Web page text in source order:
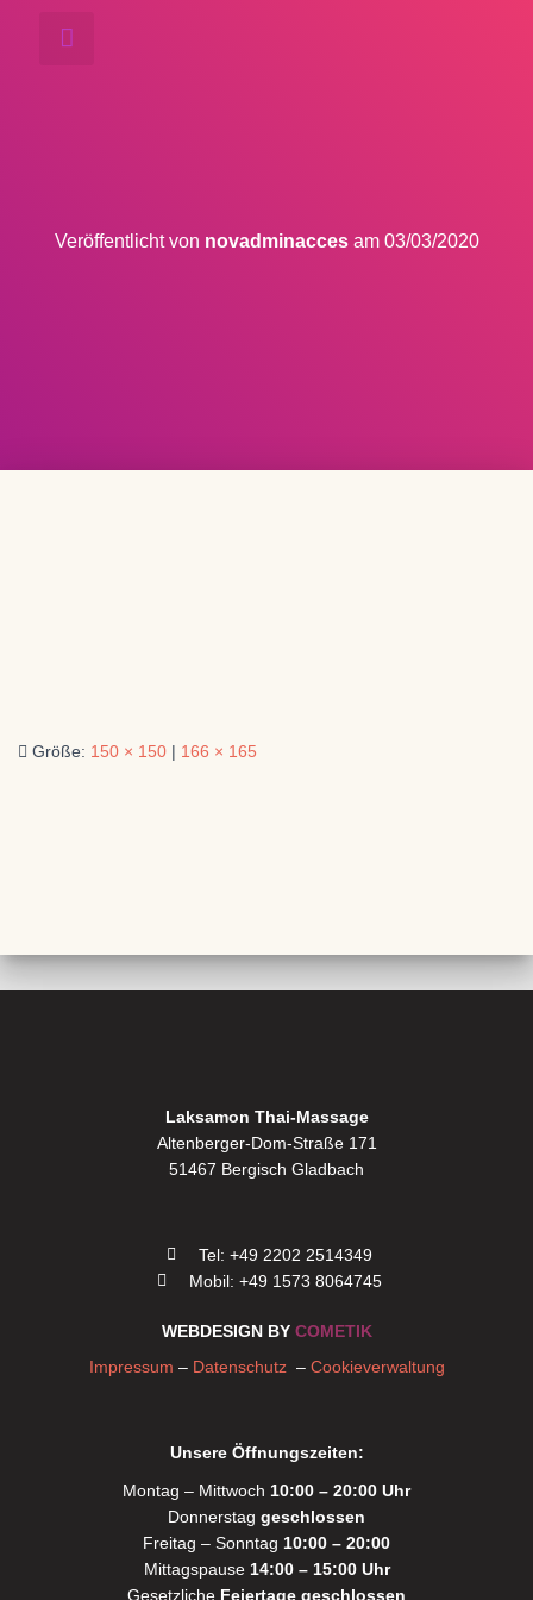
Veröffentlicht von novadminaccesam 03/03/2020
Größe: 150 × 150 | 166 × 165
Laksamon Thai-Massage
Altenberger-Dom-Straße 171
51467 Bergisch Gladbach
Tel: +49 2202 2514349
Mobil: +49 1573 8064745
WEBDESIGN BY COMETIK
Impressum – Datenschutz – Cookieverwaltung
Unsere Öffnungszeiten:
Montag – Mittwoch 10:00 – 20:00 Uhr
Donnerstag geschlossen
Freitag – Sonntag 10:00 – 20:00
Mittagspause 14:00 – 15:00 Uhr
Gesetzliche Feiertage geschlossen